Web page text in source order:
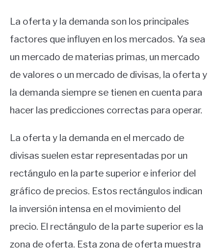
La oferta y la demanda son los principales
factores que influyen en los mercados. Ya sea
un mercado de materias primas, un mercado
de valores o un mercado de divisas, la oferta y
la demanda siempre se tienen en cuenta para
hacer las predicciones correctas para operar.
La oferta y la demanda en el mercado de
divisas suelen estar representadas por un
rectángulo en la parte superior e inferior del
gráfico de precios. Estos rectángulos indican
la inversión intensa en el movimiento del
precio. El rectángulo de la parte superior es la
zona de oferta. Esta zona de oferta muestra